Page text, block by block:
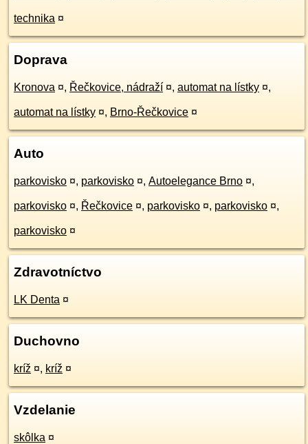
technika ¤
Doprava
Kronova ¤, Řečkovice, nádraží ¤, automat na lístky ¤,
automat na lístky ¤, Brno-Řečkovice ¤
Auto
parkovisko ¤, parkovisko ¤, Autoelegance Brno ¤,
parkovisko ¤, Řečkovice ¤, parkovisko ¤, parkovisko ¤,
parkovisko ¤
Zdravotníctvo
LK Denta ¤
Duchovno
kríž ¤, kríž ¤
Vzdelanie
skôlka ¤